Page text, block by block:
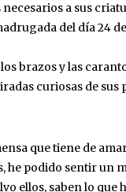
a sus
del día 24
brazos y las
curiosas de sus
que tiene de
he podido sentir un
ellos, saben lo